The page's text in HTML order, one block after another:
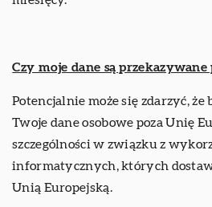
Czy moje dane są przekazywane
Potencjalnie może się zdarzyć,
Twoje dane osobowe poza Unię
szczególności w związku z
informatycznych, których
Unią Europejską.